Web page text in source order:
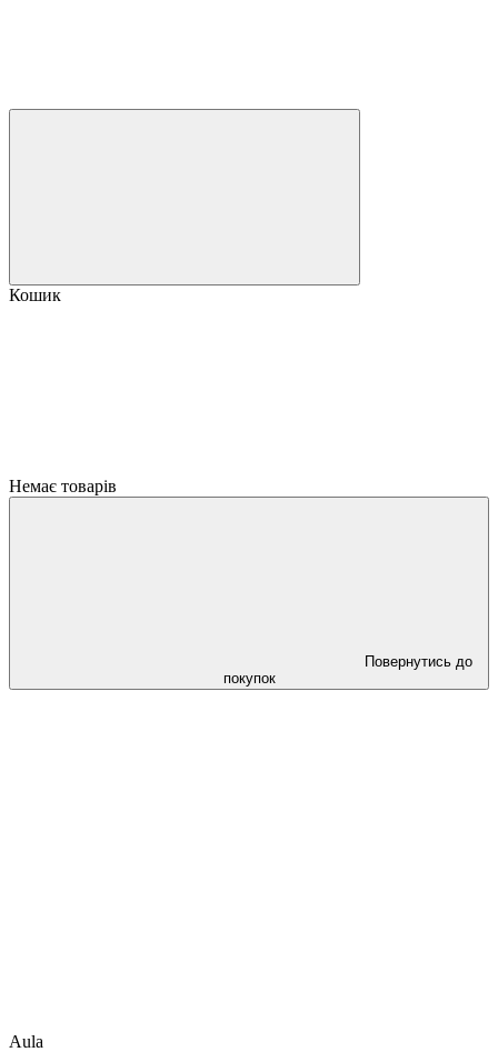
Кошик
Немає товарів
Повернутись до
покупок
Aula